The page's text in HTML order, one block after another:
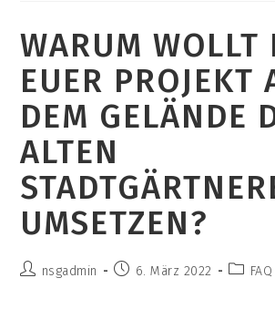
WARUM WOLLT
EUER PROJEKT
DEM GELÄNDE
ALTEN
UMSETZEN?
Beitrags-
nsgadmin
Beitrag6. März 2022 FAQ